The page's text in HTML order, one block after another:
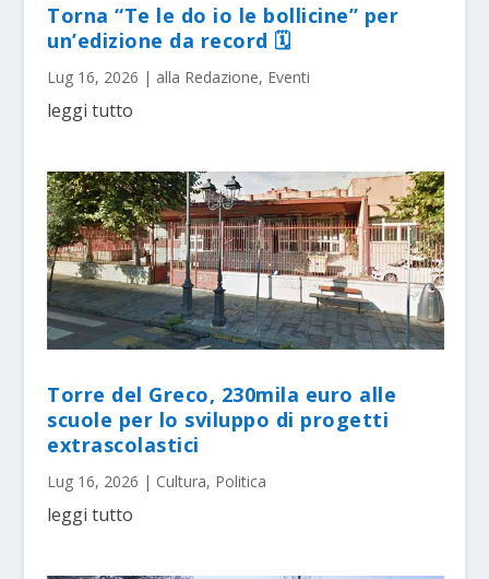
Torna “Te le do io le bollicine” per
un’edizione da record 🗓
Lug 16, 2026 | alla Redazione, Eventi
leggi tutto
Torre del Greco, 230mila euro alle
scuole per lo sviluppo di progetti
extrascolastici
Lug 16, 2026 | Cultura, Politica
leggi tutto